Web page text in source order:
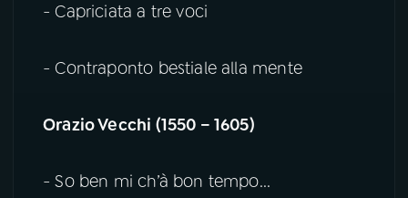
- Capriciata a tre voci
- Contraponto bestiale alla mente
Orazio Vecchi (1550 – 1605)
- So ben mi ch’à bon tempo...